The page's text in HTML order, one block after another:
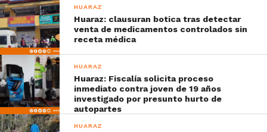
HUARAZ
Huaraz: clausuran botica tras detectar
venta de medicamentos controlados sin
receta médica
HUARAZ
Huaraz: Fiscalía solicita proceso
inmediato contra joven de 19 años
investigado por presunto hurto de
autopartes
HUARAZ